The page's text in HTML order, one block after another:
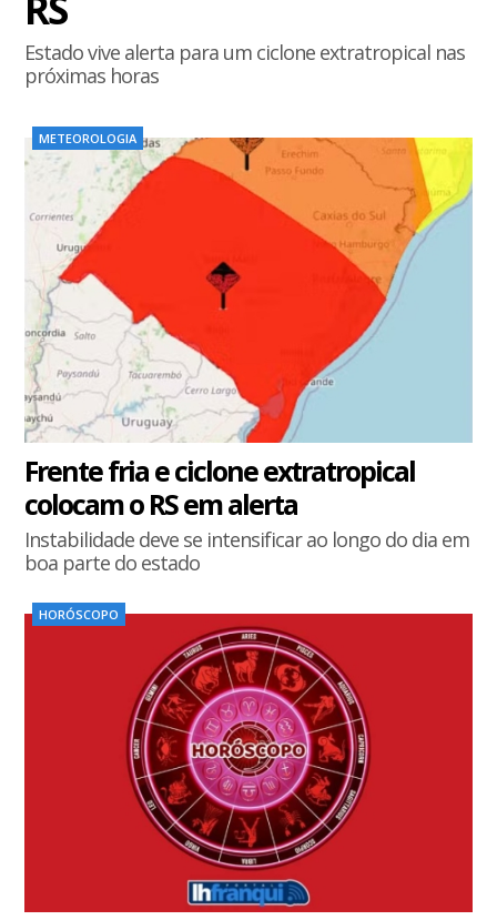
Estado vive alerta para um ciclone extratropical nas
próximas horas
METEOROLOGIA
Frente fria e ciclone extratropical
colocam o RS em alerta
Instabilidade deve se intensificar ao longo do dia em
boa parte do estado
HORÓSCOPO